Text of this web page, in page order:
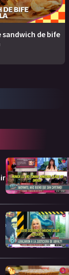
sandwich de bife